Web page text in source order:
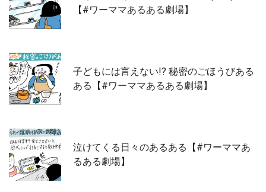
【#ワーママあるある劇場】
子どもには言えない!? 秘密のごほうびある
ある【#ワーママあるある劇場】
泣けてくる日々のあるある【#ワーママあ
るある劇場】